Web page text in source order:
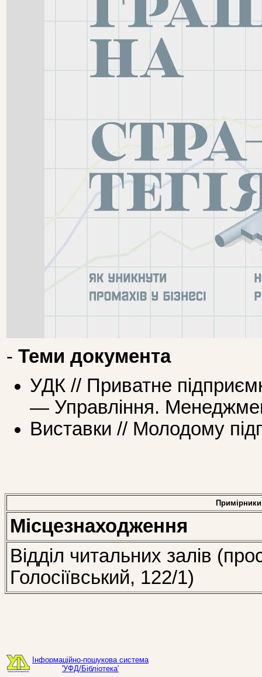
- Теми документа
УДК // Приватне
— Управління.
Виставки // Молодому
Примірники
Місцезнаходження
Відділ читальних залів
Голосіївський, 122/1)
Інформаційно-пошукова система
'УФД/Бібліотека'